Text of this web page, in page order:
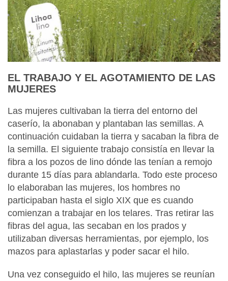
EL TRABAJO Y EL AGOTAMIENTO DE LAS
MUJERES
Las mujeres cultivaban la tierra del entorno del
caserío, la abonaban y plantaban las semillas. A
continuación cuidaban la tierra y sacaban la fibra de
la semilla. El siguiente trabajo consistía en llevar la
fibra a los pozos de lino dónde las tenían a remojo
durante 15 días para ablandarla. Todo este proceso
lo elaboraban las mujeres, los hombres no
participaban hasta el siglo XIX que es cuando
comienzan a trabajar en los telares. Tras retirar las
fibras del agua, las secaban en los prados y
utilizaban diversas herramientas, por ejemplo, los
mazos para aplastarlas y poder sacar el hilo.
Una vez conseguido el hilo, las mujeres se reunían